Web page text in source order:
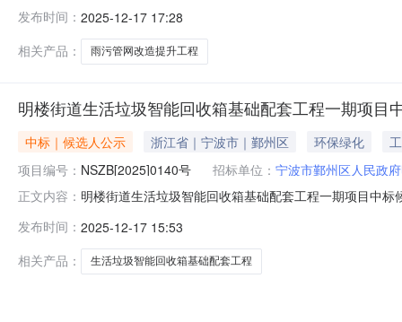
市海曙区高桥镇汇贤路388号301室-060联系人:徐泽锋
发布时间： 2025-12-17 17:28
相关产品：
雨污管网改造提升工程
明楼街道生活垃圾智能回收箱基础配套工程一期项目
中标｜候选人公示 浙江省｜宁波市｜鄞州区 环保绿化
项目编号： NSZB[2025]0140号 招标单位： 宁波市鄞州区人民政
正文内容： 明楼街道生活垃圾智能回收箱基础配套工程一期项目中
健，市政公用工程二级建造师/浙2332018202305700预
发布时间： 2025-12-17 15:53
相关产品：
生活垃圾智能回收箱基础配套工程